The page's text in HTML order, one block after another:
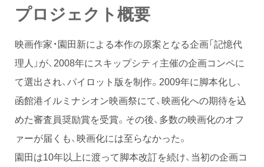
プロジェクト概要
映画作家・園田新による本作の原案となる企画「記憶代
理人」が、2008年にスキップシティ主催の企画コンペに
て選出され、パイロット版を制作。2009年に脚本化し、
函館港イルミナシオン映画祭にて、映画化への期待を込
めた審査員奨励賞を受賞。その後、多数の映画化のオフ
ァーが届くも、映画化には至らなかった。
園田は10年以上に渡って脚本改訂を続け、当初の企画コ